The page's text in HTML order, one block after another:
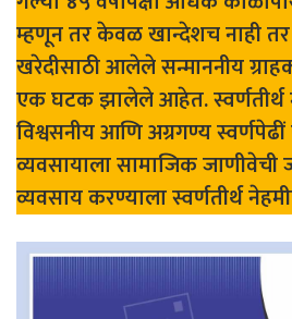
म्हणून तर केवळ खान्देशच नाही
खरेदीसाठी आलेले सन्माननीय
एक घटक झालेले आहेत. स्वर्णतीर्थ
विश्वसनीय आणि अग्रगण्य
व्यवसायाला सामाजिक जाणीवेची
व्यवसाय करण्याला स्वर्णतीर्थ